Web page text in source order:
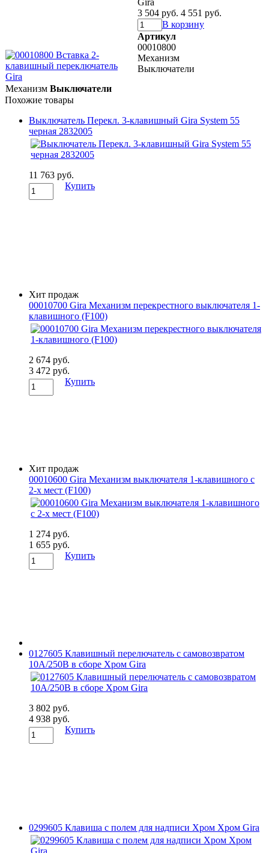
3 504 руб. 4 551 руб.
В корзину
Артикул
00010800
Механизм
Выключатели
Механизм Выключатели
Похожие товары
Выключатель Перекл. 3-клавишный Gira System 55
черная 2832005
11 763 руб.
Купить
Хит продаж
00010700 Gira Механизм перекрестного выключателя 1-
клавишного (F100)
2 674 руб.
3 472 руб.
Купить
Хит продаж
00010600 Gira Механизм выключателя 1-клавишного с
2-х мест (F100)
1 274 руб.
1 655 руб.
Купить
0127605 Клавишный перелючатель с самовозвратом
10А/250В в сборе Хром Gira
3 802 руб.
4 938 руб.
Купить
0299605 Клавиша с полем для надписи Хром Хром Gira